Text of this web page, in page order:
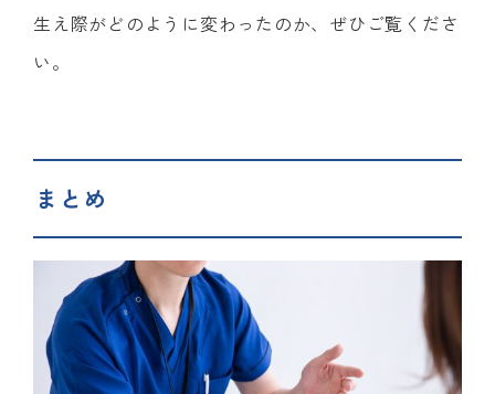
生え際がどのように変わったのか、ぜひご覧くださ
い。
まとめ